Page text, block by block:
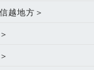
越地方＞